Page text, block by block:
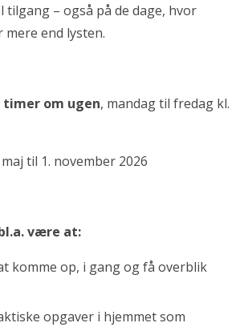
– også på de dage, hvor
end lysten.
timer om ugen, mandag til fredag kl.
til 1. november 2026
være at:
komme op, i gang og få overblik
opgaver i hjemmet som